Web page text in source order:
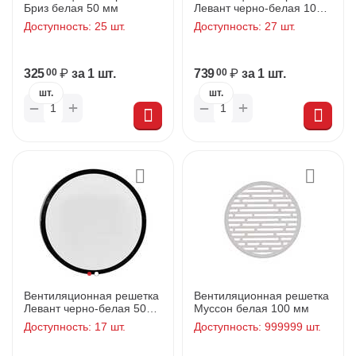
Бриз белая 50 мм
Доступность: 25 шт.
32500 ₽ за 1 шт.
+
−
шт.
Левант черно-белая 100
мм
Доступность: 27 шт.
73900 ₽ за 1 шт.
+
−
шт.
Вентиляционная решетка
Левант черно-белая 50
мм
Доступность: 17 шт.
Вентиляционная решетка
Муссон белая 100 мм
Доступность: 999999 шт.